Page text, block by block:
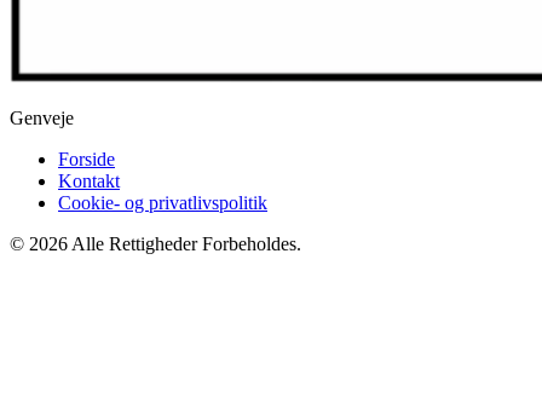
Genveje
Forside
Kontakt
Cookie- og privatlivspolitik
© 2026 Alle Rettigheder Forbeholdes.